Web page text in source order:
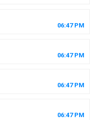
06:47PM
06:47PM
06:47PM
06:47PM